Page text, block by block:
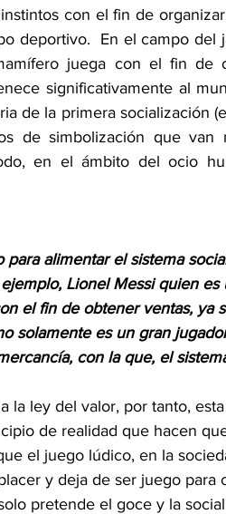
con el fin de
deportivo.  En el campo del
juega con el fin de
significativamente al
de la primera socialización
de simbolización que van
en el ámbito del ocio
alimentar el sistema
Lionel Messi quien
el fin de obtener ventas, ya
solamente es un gran
con la que, el
la ley del valor, por tanto,
de realidad que hacen
el juego lúdico, en la
y deja de ser juego para
pretende el goce y la